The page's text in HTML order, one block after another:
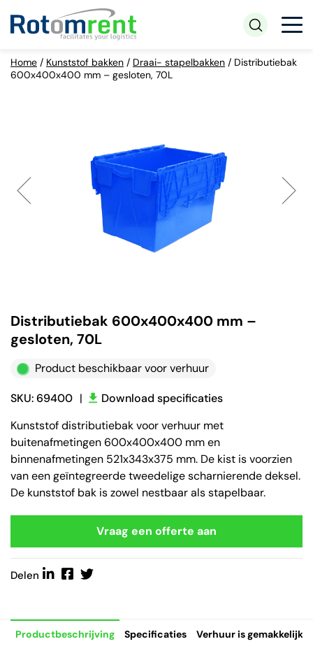
Home / Kunststof bakken / Draai- stapelbakken / Distributiebak
600x400x400 mm – gesloten, 70L
Distributiebak 600x400x400 mm –
gesloten, 70L
Product beschikbaar voor verhuur
SKU: 69400 |
Download specificaties
Kunststof distributiebak voor verhuur met
buitenafmetingen 600x400x400 mm en
binnenafmetingen 521x343x375 mm. De kist is voorzien
van een geïntegreerde tweedelige scharnierende deksel.
De kunststof bak is zowel nestbaar als stapelbaar.
Vraag een offerte aan
Delen
Productbeschrijving Specificaties Verhuur is gemakkelijk